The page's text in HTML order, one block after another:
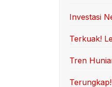
Investasi
Terkuak!
Tren